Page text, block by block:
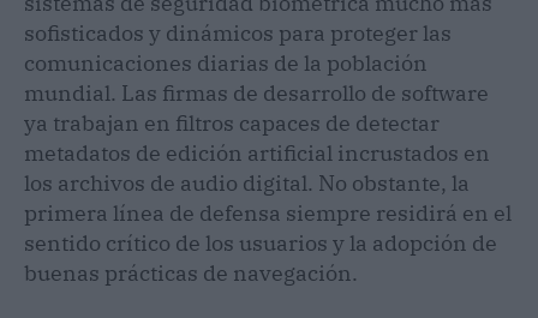
sofisticados y dinámicos para proteger las
comunicaciones diarias de la población
mundial. Las firmas de desarrollo de software
ya trabajan en filtros capaces de detectar
metadatos de edición artificial incrustados en
los archivos de audio digital. No obstante, la
primera línea de defensa siempre residirá en el
sentido crítico de los usuarios y la adopción de
buenas prácticas de navegación.